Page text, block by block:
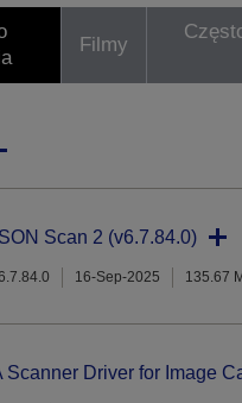
Filmy
Scan 2 (v6.7.84.0)
16-Sep-2025 135.67
Scanner Driver for Image